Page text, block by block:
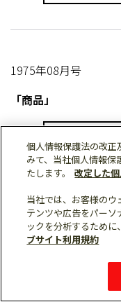
1975年08月号
「商品」
全項ダ
KB）
1975年07月号
「自家用変電機器」
個人情報保護法の改
みて、当社個人情報保
たします。
改定した
当社では、お客様の
テンツや広告をパーソ
ックを分析するために
ブサイト利用規約